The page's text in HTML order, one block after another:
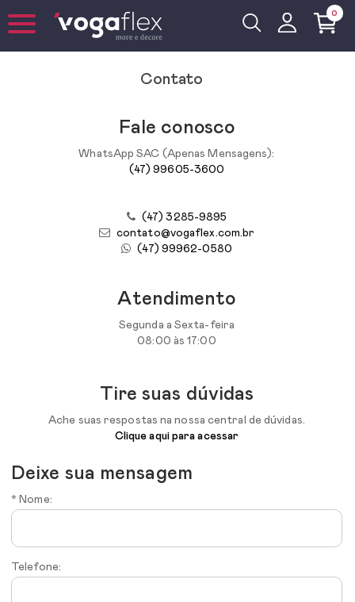
0
Contato
Fale conosco
WhatsApp SAC (Apenas Mensagens):
(47) 99605-3600
(47) 3285-9895
contato@vogaflex.com.br
(47) 99962-0580
Atendimento
Segunda a Sexta-feira
08:00 às 17:00
Tire suas dúvidas
Ache suas respostas na nossa central de dúvidas.
Clique aqui para acessar
Deixe sua mensagem
* Nome:
Telefone: